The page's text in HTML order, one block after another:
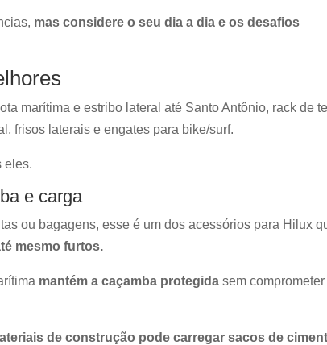
mas considere o seu dia a dia e os desafios
marítima e estribo lateral até Santo Antônio, rack de
frisos laterais e engates para bike/surf.
eles.
e carga
ou bagagens, esse é um dos acessórios para Hilux
mesmo furtos.
mantém a caçamba protegidasem
de construção pode carregar sacos de